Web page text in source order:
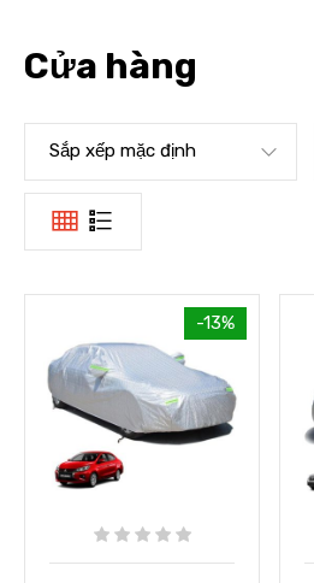
Cửa hàng
Sắp xếp mặc định
-13%